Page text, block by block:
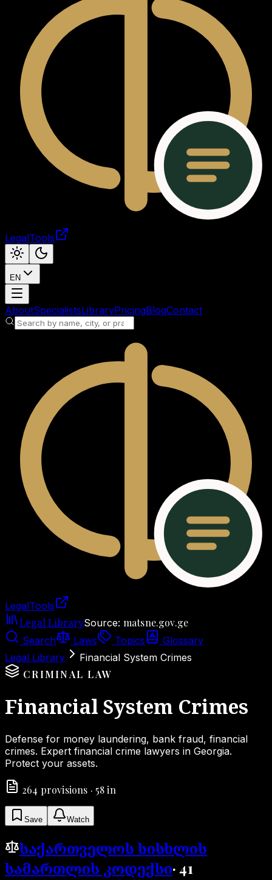
LegalTools
EN
Loading account
AboutSpecialistsLibraryPricingBlogContact
LegalTools
Loading account
Legal LibrarySource: matsne.gov.ge
Search Laws Topics
Glossary
Legal Library
Financial System Crimes
CRIMINAL LAW
Financial System Crimes
Defense for money laundering, bank fraud, financial
crimes. Expert financial crime lawyers in Georgia.
Protect your assets.
264 provisions · 58 in
Save Watch
საქართველოს სისხლის
სამართლის კოდექსი·41